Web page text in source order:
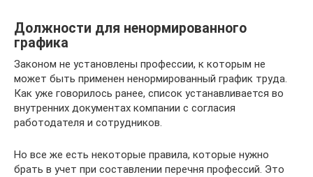
Должности для ненормированного
графика
Законом не установлены профессии, к которым не
может быть применен ненормированный график труда.
Как уже говорилось ранее, список устанавливается во
внутренних документах компании с согласия
работодателя и сотрудников.
Но все же есть некоторые правила, которые нужно
брать в учет при составлении перечня профессий. Это